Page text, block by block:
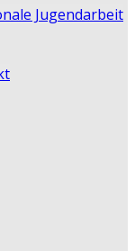
Jugendarbeit